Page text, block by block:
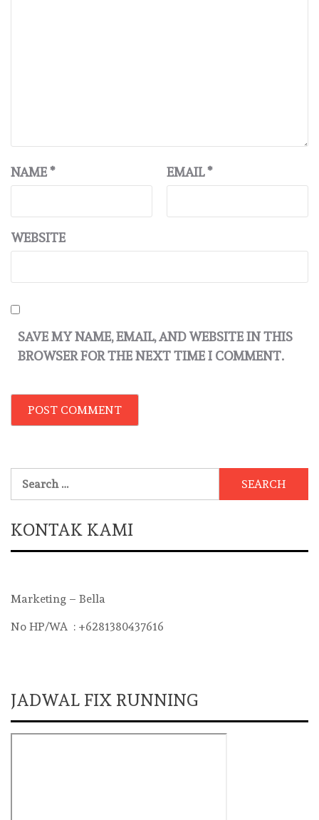
NAME* EMAIL*
WEBSITE
SAVE MY NAME, EMAIL, AND WEBSITE IN THIS
BROWSER FOR THE NEXT TIME I COMMENT.
KONTAK KAMI
Marketing – Bella
No HP/WA : +6281380437616
JADWAL FIX RUNNING